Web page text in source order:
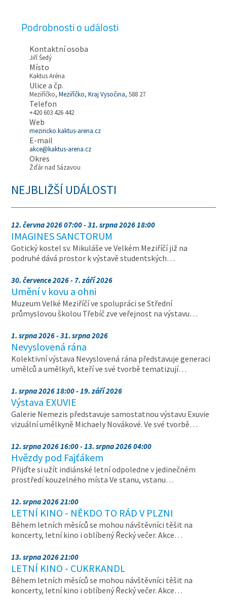
Podrobnosti o události
Kontaktní osoba
Jiří Šedý
Místo
Kaktus Aréna
Ulice a čp.
Meziříčko,Meziříčko,Kraj Vysočina, 588 27
Telefon
+420 603 426 442
Web
meziricko.kaktus-arena.cz
E-mail
akce@kaktus-arena.cz
Okres
Žďár nad Sázavou
NEJBLIŽŠÍ UDÁLOSTI
12. června 2026 07:00 - 31. srpna 2026 18:00
IMAGINES SANCTORUM
Gotický kostel sv. Mikuláše ve Velkém Meziříčí již na
podruhé dává prostor k výstavě studentských…
30. července 2026 - 7. září 2026
Umění v kovu a ohni
Muzeum Velké Meziříčí ve spolupráci se Střední
průmyslovou školou Třebíč zve veřejnost na výstavu…
1. srpna 2026 - 31. srpna 2026
Nevyslovená rána
Kolektivní výstava Nevyslovená rána představuje generaci
umělců a umělkyň, kteří ve své tvorbě tematizují…
1. srpna 2026 18:00 - 19. září 2026
Výstava EXUVIE
Galerie Nemezis představuje samostatnou výstavu Exuvie
vizuální umělkyně Michaely Novákové. Ve své tvorbě…
12. srpna 2026 16:00 - 13. srpna 2026 04:00
Hvězdy pod Fajťákem
Přijďte si užít indiánské letní odpoledne v jedinečném
prostředí kouzelného místa Ve stanu, vstanu…
12. srpna 2026 21:00
LETNÍ KINO - NĚKDO TO RÁD V PLZNI
Během letních měsíců se mohou návštěvníci těšit na
koncerty, letní kino i oblíbený Řecký večer. Akce…
13. srpna 2026 21:00
LETNÍ KINO - CUKRKANDL
Během letních měsíců se mohou návštěvníci těšit na
koncerty, letní kino i oblíbený Řecký večer. Akce…